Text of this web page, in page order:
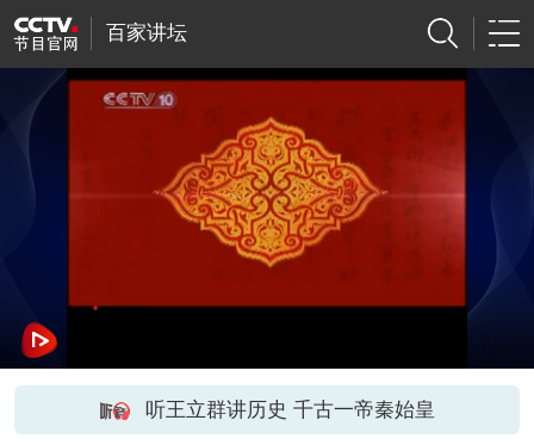
百家讲坛
听王立群讲历史 千古一帝秦始皇